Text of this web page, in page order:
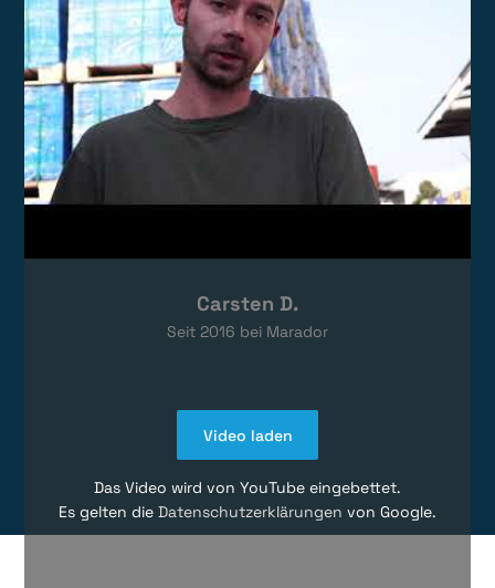
Video laden
Das Video wird von YouTube eingebettet.
Es gelten die Datenschutzerklärungen von Google.
Carsten D.
Seit 2016 bei Marador